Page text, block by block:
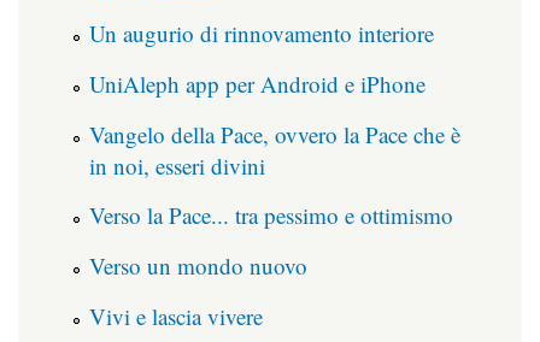
Un augurio di rinnovamento interiore
UniAleph app per Android e iPhone
Vangelo della Pace, ovvero la Pace che è
in noi, esseri divini
Verso la Pace... tra pessimo e ottimismo
Verso un mondo nuovo
Vivi e lascia vivere